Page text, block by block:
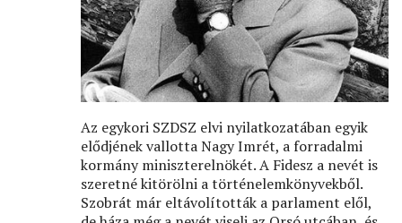
Az egykori SZDSZ elvi nyilatkozatában egyik
elődjének vallotta Nagy Imrét, a forradalmi
kormány miniszterelnökét. A Fidesz a nevét is
szeretné kitörölni a történelemkönyvekből.
Szobrát már eltávolították a parlament elől,